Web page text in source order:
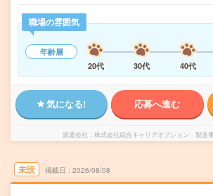
職場の雰囲気
年齢層
20代
30代 40代
気になる! 応募へ進む
派遣会社 株式会社綜合キャリアオプション 製造事
未読 掲載日 2026/08/08